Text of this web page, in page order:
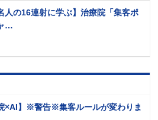
人の16連射に学ぶ】治療院「集客ポ
…
×AI】※警告※集客ルールが変わりま